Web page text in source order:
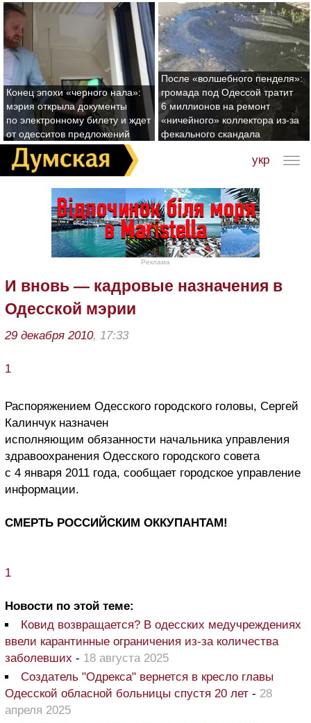
Конец эпохи «черного нала»:
мэрия открыла документы
по электронному билету и ждет
от одесситов предложений
После «волшебного пенделя»:
громада под Одессой тратит
6 миллионов на ремонт
«ничейного» коллектора из-за
фекального скандала
укр
Реклама
И вновь — кадровые назначения в
Одесской мэрии
29 декабря 2010, 17:33
1
Распоряжением Одесского городского головы, Сергей
Калинчук назначен
исполняющим обязанности начальника управления
здравоохранения Одесского городского совета
с 4 января 2011 года, сообщает городское управление
информации.
СМЕРТЬ РОССИЙСКИМ ОККУПАНТАМ!
1
Новости по этой теме:
Ковид возвращается? В одесских медучреждениях
ввели карантинные ограничения из-за количества
заболевших - 18 августа 2025
Создатель "Одрекса" вернется в кресло главы
Одесской обласной больницы спустя 20 лет - 28
апреля 2025